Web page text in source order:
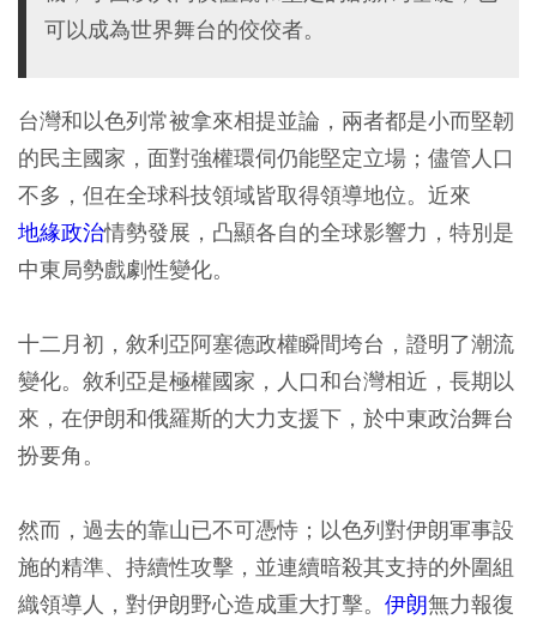
可以成為世界舞台的佼佼者。
台灣和以色列常被拿來相提並論，兩者都是小而堅韌
的民主國家，面對強權環伺仍能堅定立場；儘管人口
不多，但在全球科技領域皆取得領導地位。近來
地緣政治情勢發展，凸顯各自的全球影響力，特別是
中東局勢戲劇性變化。
十二月初，敘利亞阿塞德政權瞬間垮台，證明了潮流
變化。敘利亞是極權國家，人口和台灣相近，長期以
來，在伊朗和俄羅斯的大力支援下，於中東政治舞台
扮要角。
然而，過去的靠山已不可憑恃；以色列對伊朗軍事設
施的精準、持續性攻擊，並連續暗殺其支持的外圍組
織領導人，對伊朗野心造成重大打擊。 伊朗無力報復